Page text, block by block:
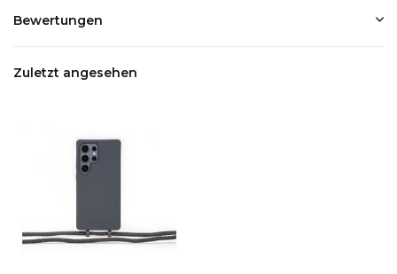
Bewertungen
Zuletzt angesehen